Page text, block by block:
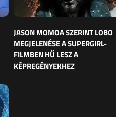
JASON MOMOA SZERINT LOBO
MEGJELENÉSE A SUPERGIRL-
FILMBEN HŰ LESZ A
KÉPREGÉNYEKHEZ